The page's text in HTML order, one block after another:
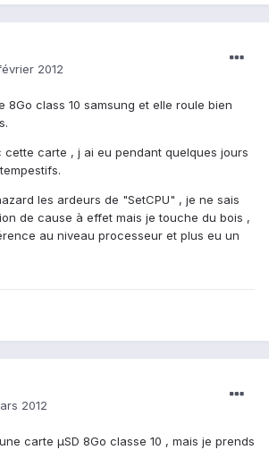
2012
8Go class 10 samsung et elle roule bien
cette carte , j ai eu pendant quelques jours
les ardeurs de "SetCPU" , je ne sais
de cause à effet mais je touche du bois ,
au niveau processeur et plus eu un
2012
carte µSD 8Go classe 10 , mais je prends